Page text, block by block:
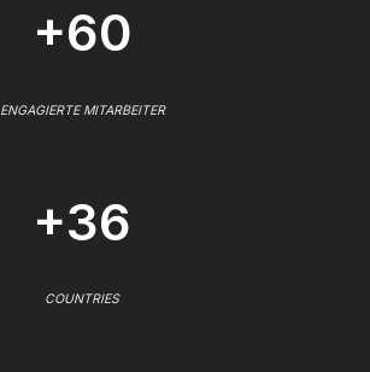
+60
ENGAGIERTE MITARBEITER
+36
COUNTRIES